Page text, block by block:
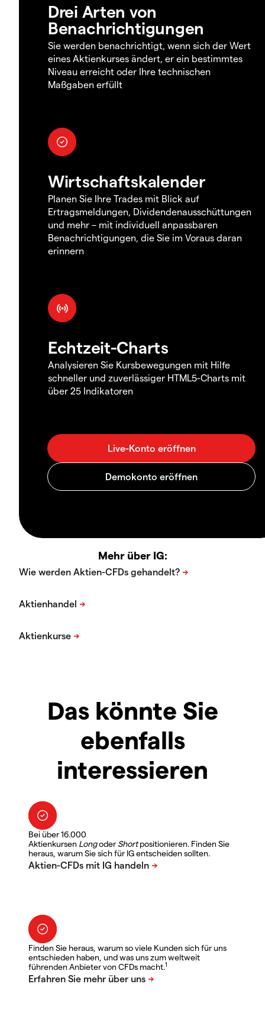
Drei Arten von
Benachrichtigungen
Sie werden benachrichtigt, wenn sich der Wert
eines Aktienkurses ändert, er ein bestimmtes
Niveau erreicht oder Ihre technischen
Maßgaben erfüllt
Wirtschaftskalender
Planen Sie Ihre Trades mit Blick auf
Ertragsmeldungen, Dividendenausschüttungen
und mehr – mit individuell anpassbaren
Benachrichtigungen, die Sie im Voraus daran
erinnern
Echtzeit-Charts
Analysieren Sie Kursbewegungen mit Hilfe
schneller und zuverlässiger HTML5-Charts mit
über 25 Indikatoren
Mehr über IG:
Das könnte Sie
ebenfalls
interessieren
Bei über 16.000
Aktienkursen LongoderShortpositionieren. Finden Sie
heraus, warum Sie sich für IG entscheiden sollten.
Finden Sie heraus, warum so viele Kunden sich für uns
entschieden haben, und was uns zum weltweit
führenden Anbieter von CFDs macht.1